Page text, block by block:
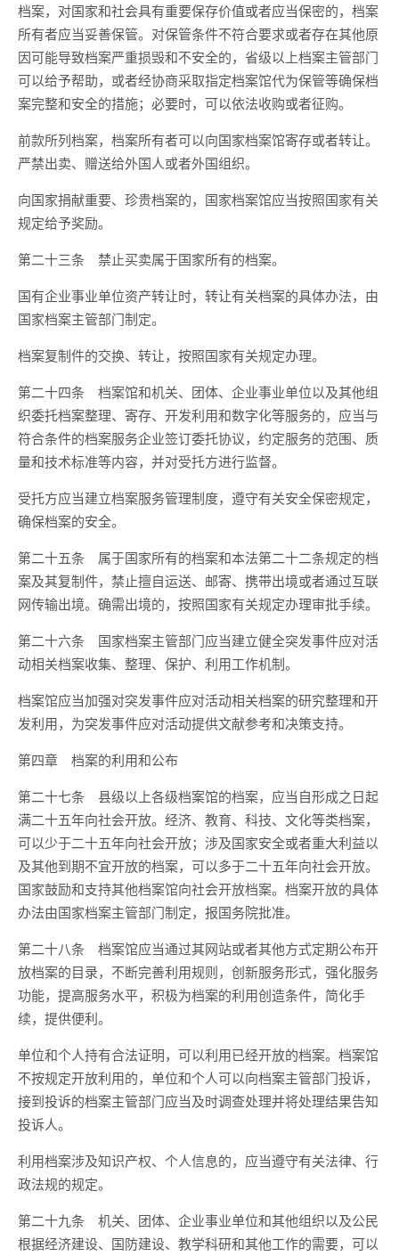
档案，对国家和社会具有重要保存价值或者应当保密的，档案
所有者应当妥善保管。对保管条件不符合要求或者存在其他原
因可能导致档案严重损毁和不安全的，省级以上档案主管部门
可以给予帮助，或者经协商采取指定档案馆代为保管等确保档
案完整和安全的措施；必要时，可以依法收购或者征购。
前款所列档案，档案所有者可以向国家档案馆寄存或者转让。
严禁出卖、赠送给外国人或者外国组织。
向国家捐献重要、珍贵档案的，国家档案馆应当按照国家有关
规定给予奖励。
第二十三条 禁止买卖属于国家所有的档案。
国有企业事业单位资产转让时，转让有关档案的具体办法，由
国家档案主管部门制定。
档案复制件的交换、转让，按照国家有关规定办理。
第二十四条 档案馆和机关、团体、企业事业单位以及其他组
织委托档案整理、寄存、开发利用和数字化等服务的，应当与
符合条件的档案服务企业签订委托协议，约定服务的范围、质
量和技术标准等内容，并对受托方进行监督。
受托方应当建立档案服务管理制度，遵守有关安全保密规定，
确保档案的安全。
第二十五条 属于国家所有的档案和本法第二十二条规定的档
案及其复制件，禁止擅自运送、邮寄、携带出境或者通过互联
网传输出境。确需出境的，按照国家有关规定办理审批手续。
第二十六条 国家档案主管部门应当建立健全突发事件应对活
动相关档案收集、整理、保护、利用工作机制。
档案馆应当加强对突发事件应对活动相关档案的研究整理和开
发利用，为突发事件应对活动提供文献参考和决策支持。
第四章 档案的利用和公布
第二十七条 县级以上各级档案馆的档案，应当自形成之日起
满二十五年向社会开放。经济、教育、科技、文化等类档案，
可以少于二十五年向社会开放；涉及国家安全或者重大利益以
及其他到期不宜开放的档案，可以多于二十五年向社会开放。
国家鼓励和支持其他档案馆向社会开放档案。档案开放的具体
办法由国家档案主管部门制定，报国务院批准。
第二十八条 档案馆应当通过其网站或者其他方式定期公布开
放档案的目录，不断完善利用规则，创新服务形式，强化服务
功能，提高服务水平，积极为档案的利用创造条件，简化手
续，提供便利。
单位和个人持有合法证明，可以利用已经开放的档案。档案馆
不按规定开放利用的，单位和个人可以向档案主管部门投诉，
接到投诉的档案主管部门应当及时调查处理并将处理结果告知
投诉人。
利用档案涉及知识产权、个人信息的，应当遵守有关法律、行
政法规的规定。
第二十九条 机关、团体、企业事业单位和其他组织以及公民
根据经济建设、国防建设、教学科研和其他工作的需要，可以